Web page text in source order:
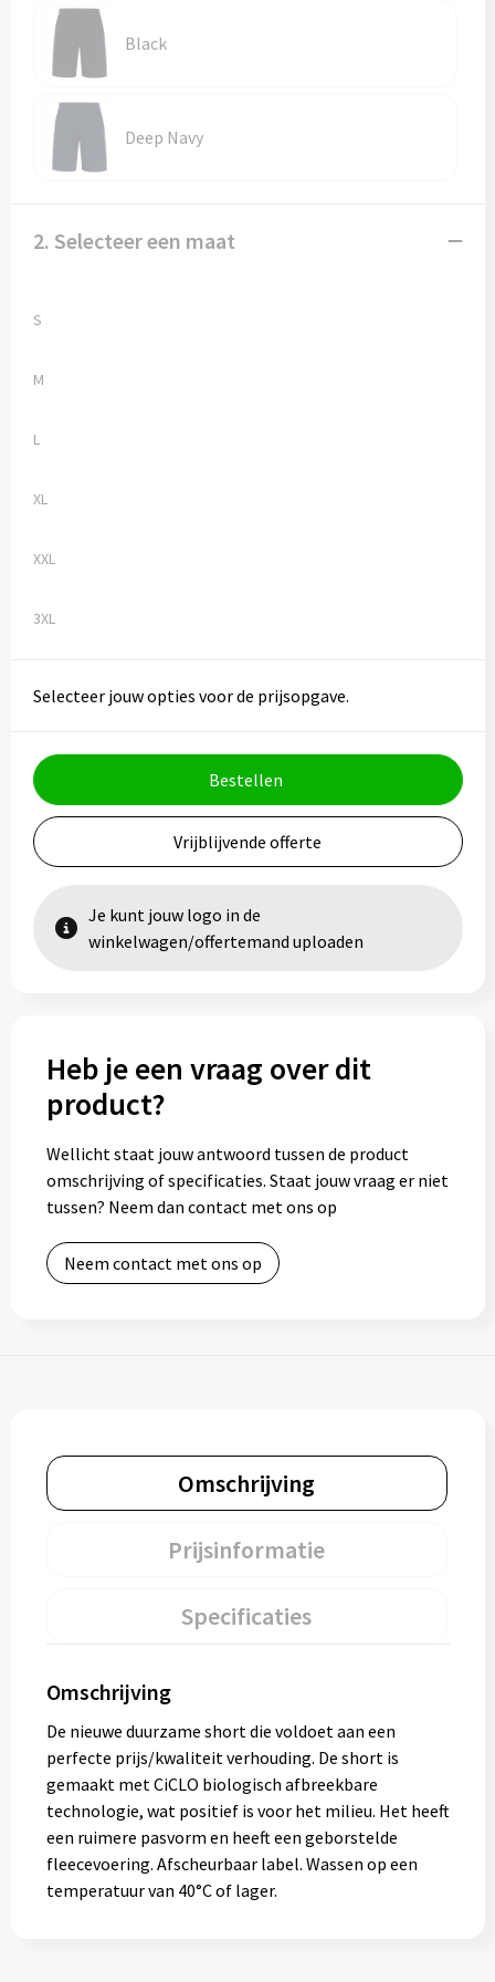
Waterbestendige tassen
Black
Deep Navy
2. Selecteer een maat
S
M
L
XL
XXL
3XL
Selecteer jouw opties voor de prijsopgave.
Bestellen
Vrijblijvende offerte
Je kunt jouw logo in de
winkelwagen/offertemand uploaden
Heb je een vraag over dit
product?
Wellicht staat jouw antwoord tussen de product
omschrijving of specificaties. Staat jouw vraag er niet
tussen? Neem dan contact met ons op
Neem contact met ons op
Omschrijving
Prijsinformatie
Specificaties
Omschrijving
De nieuwe duurzame short die voldoet aan een
perfecte prijs/kwaliteit verhouding. De short is
gemaakt met CiCLO biologisch afbreekbare
technologie, wat positief is voor het milieu. Het heeft
een ruimere pasvorm en heeft een geborstelde
fleecevoering. Afscheurbaar label. Wassen op een
temperatuur van 40°C of lager.